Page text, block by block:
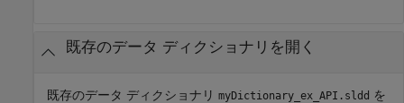
既存のデータ ディクショナリを開く
既存のデータ ディクショナリ myDictionary_ex_API.sldd を